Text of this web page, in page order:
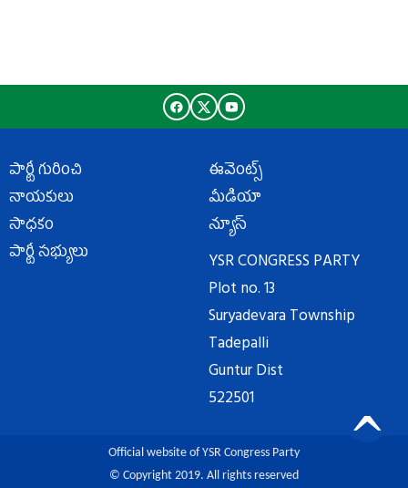
పార్టీ గురించి
నాయకులు
సాధకం
పార్టీ సభ్యులు
ఈవెంట్స్
మీడియా
న్యూస్
YSR CONGRESS PARTY
Plot no. 13
Suryadevara Township
Tadepalli
Guntur Dist
522501
Official website of YSR Congress Party
© Copyright 2019. All rights reserved